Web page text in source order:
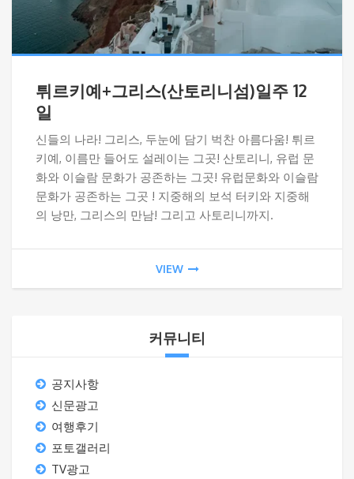
튀르키예+그리스(산토리니섬)일주 12
일
신들의 나라! 그리스, 두눈에 담기 벅찬 아름다움! 튀르
키예, 이름만 들어도 설레이는 그곳! 산토리니, 유럽 문
화와 이슬람 문화가 공존하는 그곳! 유럽문화와 이슬람
문화가 공존하는 그곳 ! 지중해의 보석 터키와 지중해
의 낭만, 그리스의 만남! 그리고 사토리니까지.
VIEW
커뮤니티
공지사항
신문광고
여행후기
포토갤러리
TV광고